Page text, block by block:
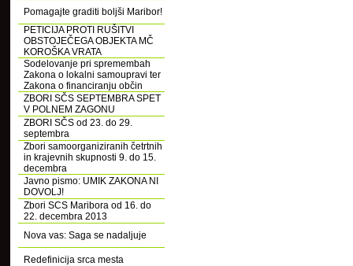
Pomagajte graditi boljši Maribor!
PETICIJA PROTI RUŠITVI
OBSTOJEČEGA OBJEKTA MČ
KOROŠKA VRATA
Sodelovanje pri spremembah
Zakona o lokalni samoupravi ter
Zakona o financiranju občin
ZBORI SČS SEPTEMBRA SPET
V POLNEM ZAGONU
ZBORI SČS od 23. do 29.
septembra
Zbori samoorganiziranih četrtnih
in krajevnih skupnosti 9. do 15.
decembra
Javno pismo: UMIK ZAKONA NI
DOVOLJ!
Zbori SCS Maribora od 16. do
22. decembra 2013
Nova vas: Saga se nadaljuje
Redefinicija srca mesta